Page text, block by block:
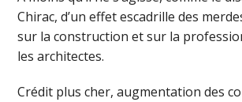
Chirac, d’un effet escadrille des
sur la construction et sur la
les architectes.
Crédit plus cher, augmentation des